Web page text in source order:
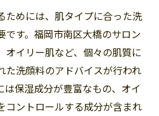
毛穴の黒ずみ対策南区大橋
せた施術プラン
化の実例
術の予約方法
ためには、肌タイプに合った洗
です。福岡市南区大橋のサロン
オイリー肌など、個々の肌質に
た洗顔料のアドバイスが行われ
は保湿成分が豊富なもの、オイ
コントロールする成分が含まれ